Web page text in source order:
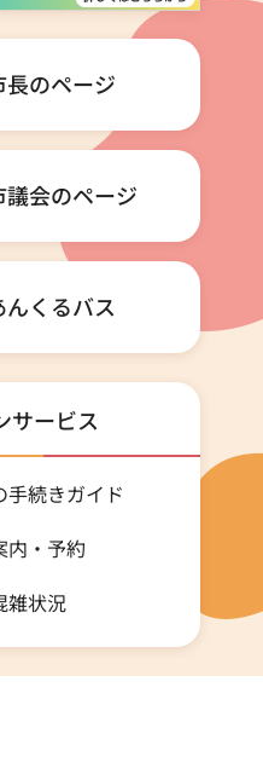
長のページ
議会のページ
んくるバス
サービス
手続きガイド
内・予約
雑状況